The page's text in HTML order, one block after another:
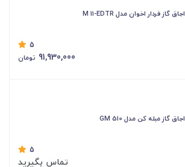
اجاق گاز فردار اخوان مدل M 11-EDTR
5
91,930,000 تومان
اجاق گاز مبله کن مدل GM 510
5
تماس بگیرید